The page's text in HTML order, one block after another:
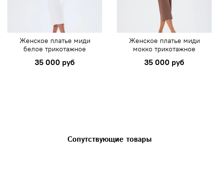
Женское платье миди
белое трикотажное
35 000 руб
Женское платье миди
мокко трикотажное
35 000 руб
Сопутствующие товары